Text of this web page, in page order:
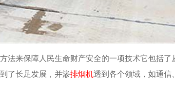
法来保障人民生命财产安全的一项技术它包括了
了长足发展，并渗排烟机透到各个领域，如通信